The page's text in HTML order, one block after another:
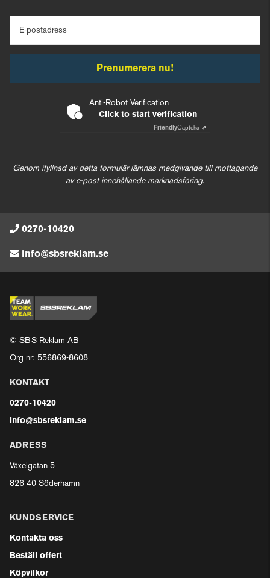
E-postadress
Prenumerera nu!
Anti-Robot Verification
Click to start verification
FriendlyCaptcha ⇗
Genom ifyllnad av detta formulär lämnas medgivande till mottagande
av e-post innehållande marknadsföring.
0270-10420
info@sbsreklam.se
© SBS Reklam AB
Org nr: 556869-8608
KONTAKT
0270-10420
info@sbsreklam.se
ADRESS
Växelgatan 5
826 40 Söderhamn
KUNDSERVICE
Kontakta oss
Beställ offert
Köpvilkor